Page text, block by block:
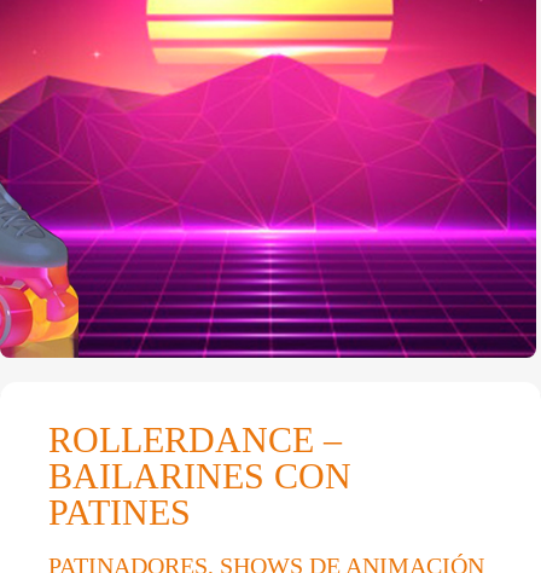
ROLLERDANCE –
BAILARINES CON
PATINES
PATINADORES, SHOWS DE ANIMACIÓN